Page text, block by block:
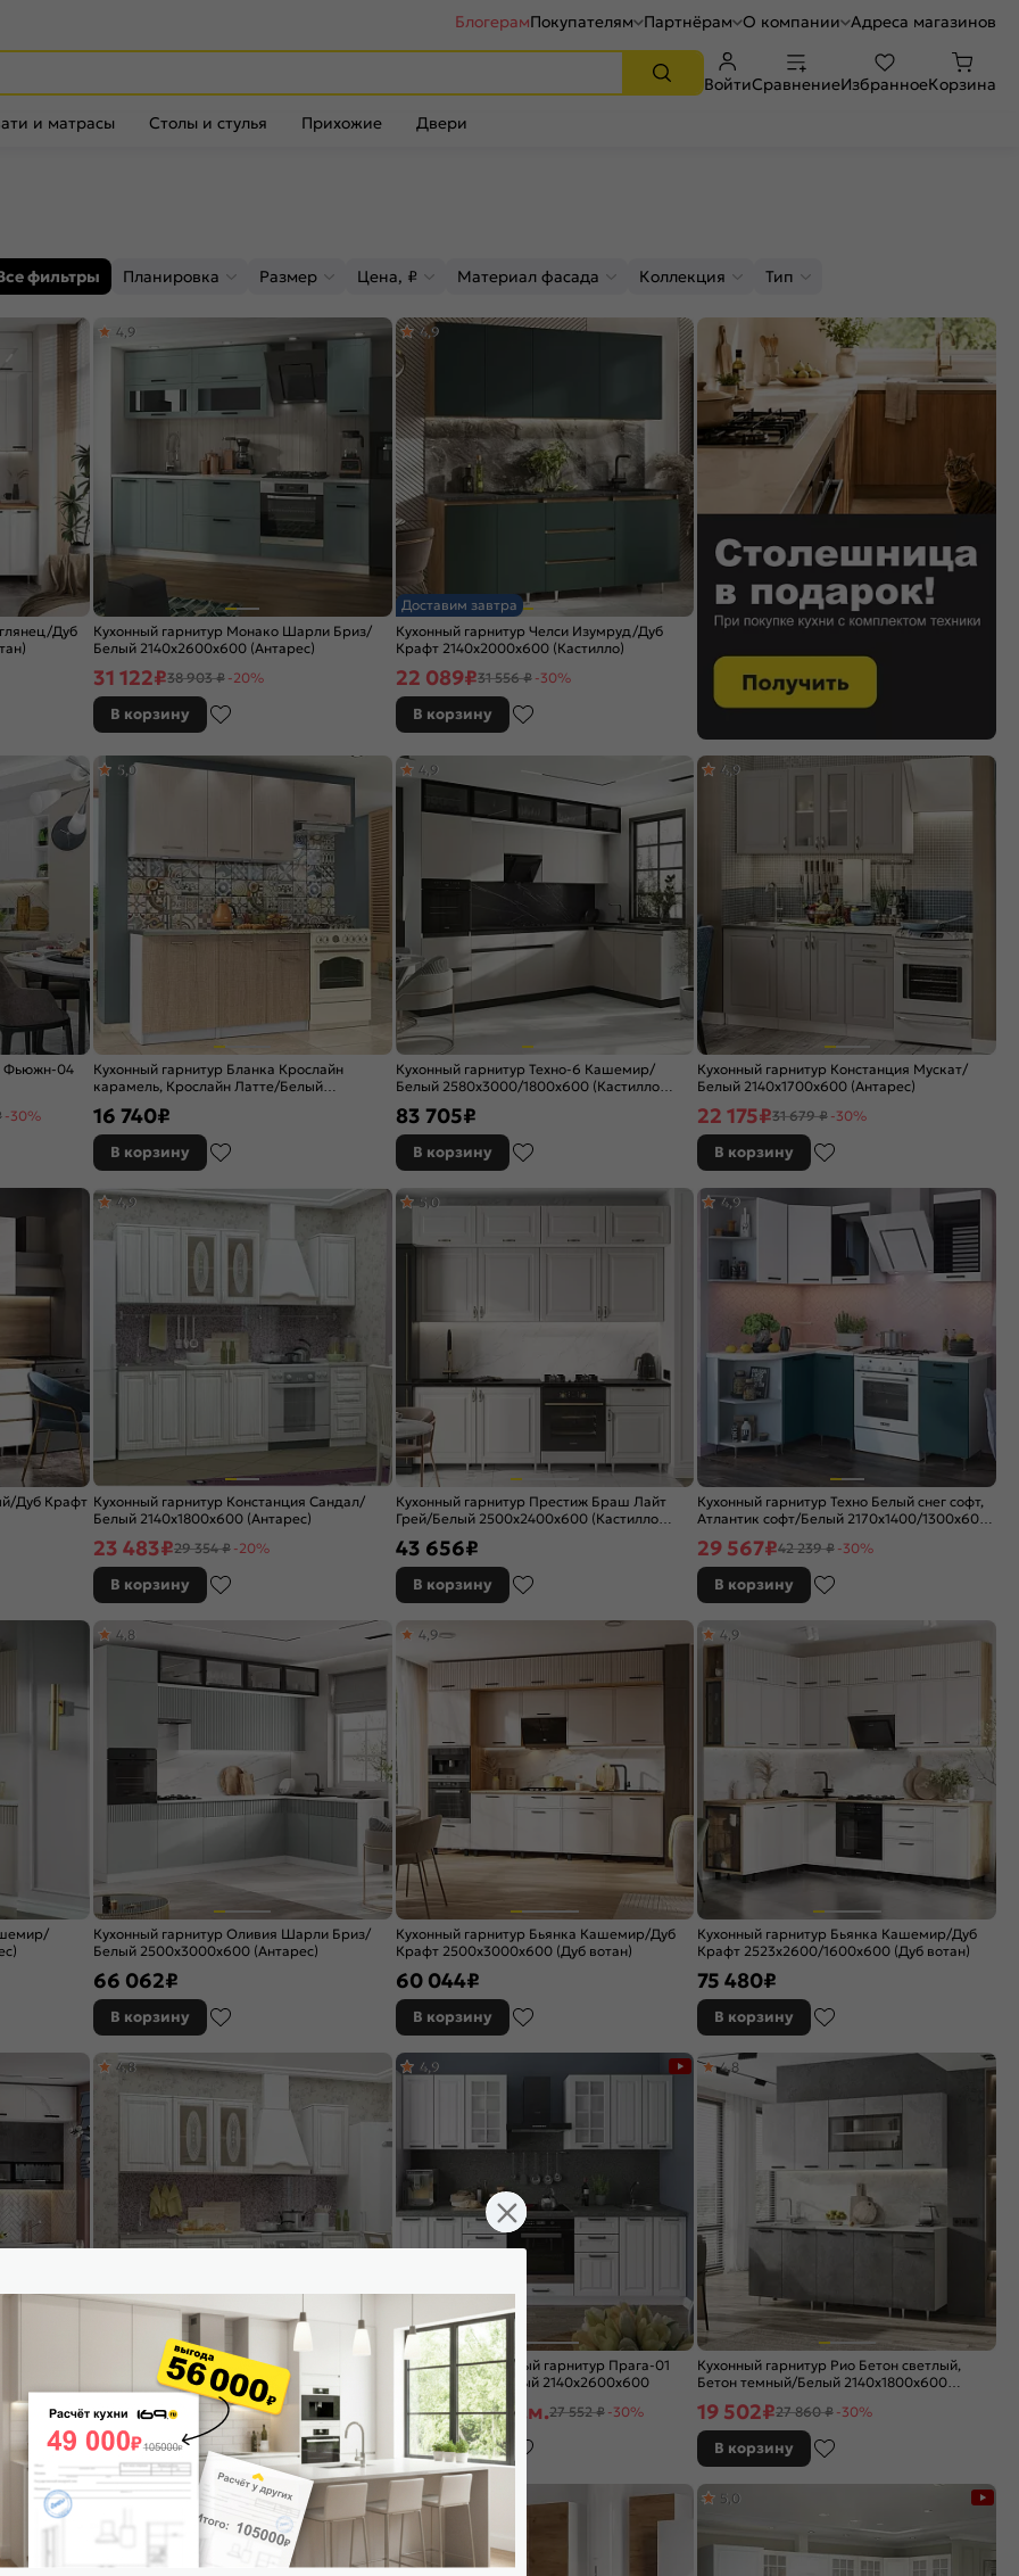
БлогерамПокупателям Партнёрам О компании Адреса магазинов
ВойтиСравнениеИзбранноеКорзина
и матрасы Столы и стулья Прихожие Двери
фильтры Планировка Размер Цена, ₽ Материал фасада Коллекция Тип
Дуб
Кухонный гарнитур Монако Шарли Бриз/
Белый 2140x2600x600 (Антарес)
4,9
31 122₽38 903 ₽ -20%
В корзину
Доставим завтра
Кухонный гарнитур Челси Изумруд/Дуб
Крафт 2140x2000x600 (Кастилло)
4,9
22 089₽31 556 ₽ -30%
В корзину
Фьюжн-04
-30%
Кухонный гарнитур Бланка Крослайн
карамель, Крослайн Латте/Белый
5,0
16 740₽
В корзину
Кухонный гарнитур Техно-6 Кашемир/
Белый 2580x3000/1800x600 (Кастилло
4,9
83 705₽
В корзину
Кухонный гарнитур Констанция Мускат/
Белый 2140x1700x600 (Антарес)
4,9
22 175₽31 679 ₽ -30%
В корзину
Дуб Крафт Кухонный гарнитур Констанция Сандал/
Белый 2140x1800x600 (Антарес)
4,9
23 483₽29 354 ₽ -20%
В корзину
Кухонный гарнитур Престиж Браш Лайт
Грей/Белый 2500x2400x600 (Кастилло
5,0
43 656₽
В корзину
Кухонный гарнитур Техно Белый снег софт,
Атлантик софт/Белый 2170x1400/1300x600
4,9
29 567₽42 239 ₽ -30%
В корзину
Кухонный гарнитур Оливия Шарли Бриз/
Белый 2500x3000x600 (Антарес)
4,8
66 062₽
В корзину
Кухонный гарнитур Бьянка Кашемир/Дуб
Крафт 2500x3000x600 (Дуб вотан)
4,9
60 044₽
В корзину
Кухонный гарнитур Бьянка Кашемир/Дуб
Крафт 2523x2600/1600x600 (Дуб вотан)
4,9
75 480₽
В корзину
белый
Кухонный гарнитур Констанция Сандал/
Белый 2140x1700x600 (Антарес)
4,8
22 677₽28 346 ₽-20%
В корзину
Доставим завтра
Модульный кухонный гарнитур Прага-01
Белое дерево/Белый 2140x2600x600
4,9
от19 287₽/п.м.27 552 ₽ -30%
В корзину
Кухонный гарнитур Рио Бетон светлый,
Бетон темный/Белый 2140x1800x600
4,8
19 502₽27 860 ₽ -30%
В корзину
5,0 5,0